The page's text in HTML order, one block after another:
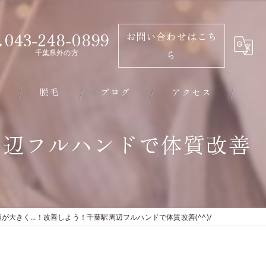
043-248-0899
千葉県外の方
お問い合わせはこち
ら
脱毛 ブログ アクセス
千葉市のエステ･有限会社ビソウの口コミ情報
フルハンドで体質改善
大きく…！改善しよう！千葉駅周辺フルハンドで体質改善(^^)/